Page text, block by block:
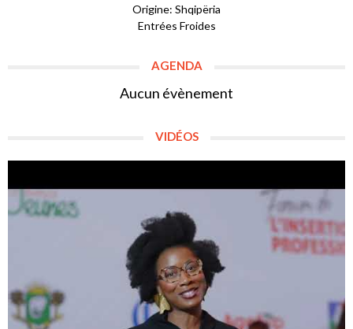
Origine: Shqipëria
Entrées Froides
AGENDA
Aucun évènement
VIDÉOS